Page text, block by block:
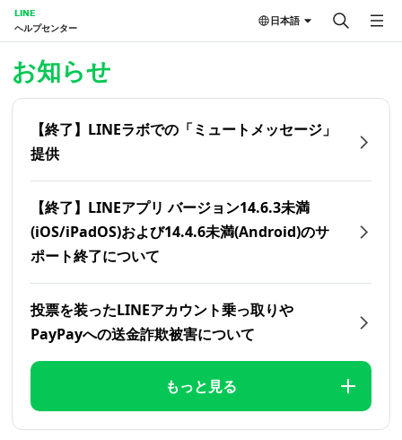
LINE
ヘルプセンター
日本語
お知らせ
【終了】LINEラボでの「ミュートメッセージ」
提供
【終了】LINEアプリ バージョン14.6.3未満
(iOS/iPadOS)および14.4.6未満(Android)のサ
ポート終了について
投票を装ったLINEアカウント乗っ取りや
PayPayへの送金詐欺被害について
もっと見る